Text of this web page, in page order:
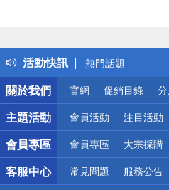
活動快訊
得獎公告
熱門話題
銀行優惠
偏遠地區配送
詐騙網頁！請小心
關於我們
官網 促銷目錄
主題活動 會員活動 注目活動
會員專區 會員專區 大宗採購
客服中心 常見問題 服務公告